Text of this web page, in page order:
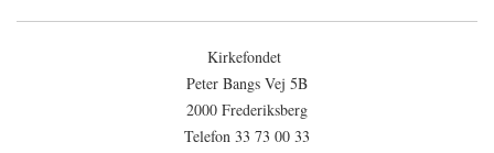
Kirkefondet
Peter Bangs Vej 5B
2000 Frederiksberg
Telefon 33 73 00 33